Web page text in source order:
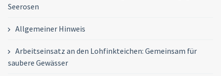
Seerosen
Allgemeiner Hinweis
Arbeitseinsatz an den Lohfinkteichen: Gemeinsam für
saubere Gewässer